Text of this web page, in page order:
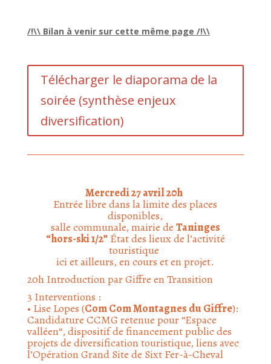
/!\\ Bilan à venir sur cette même page /!\\
Télécharger le diaporama de la
soirée (synthèse enjeux
diversification)
Mercredi 27 avril 20h
Entrée libre dans la limite des places
disponibles,
salle communale, mairie de Taninges
“hors-ski 1/2” État des lieux de l’activité
touristique
ici et ailleurs, en cours et en projet.
20h Introduction par Giffre en Transition
3 Interventions :
• Lise Lopes (Com Com Montagnes du Giffre):
Candidature CCMG retenue pour “Espace
valléen“, dispositif de financement public des
projets de diversification touristique, liens avec
l’Opération Grand Site de Sixt Fer-à-Cheval